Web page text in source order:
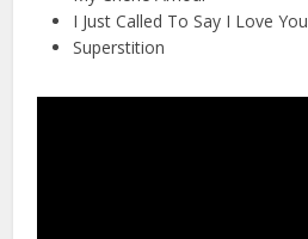
I Just Called To Say I Love You
Superstition